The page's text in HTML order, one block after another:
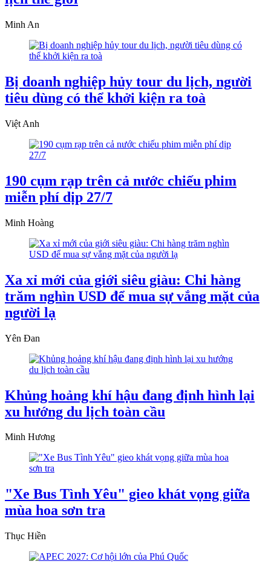
Minh An
Bị doanh nghiệp hủy tour du lịch, người
tiêu dùng có thể khởi kiện ra toà
Việt Anh
190 cụm rạp trên cả nước chiếu phim
miễn phí dịp 27/7
Minh Hoàng
Xa xỉ mới của giới siêu giàu: Chi hàng
trăm nghìn USD để mua sự vắng mặt của
người lạ
Yên Đan
Khủng hoảng khí hậu đang định hình lại
xu hướng du lịch toàn cầu
Minh Hương
"Xe Bus Tình Yêu" gieo khát vọng giữa
mùa hoa sơn tra
Thục Hiền